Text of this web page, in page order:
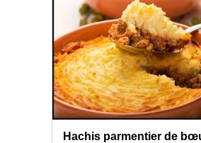
Hachis parmentier de